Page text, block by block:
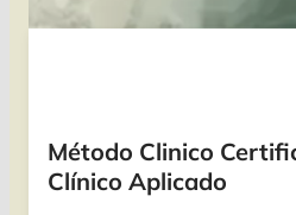
Método Clinico
Clínico Aplicado